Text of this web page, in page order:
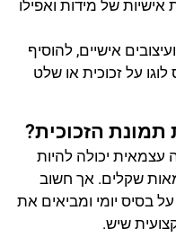
של מידות ואפילו
אישיים, להוסיף
על זכוכית או שלט
הזכוכית?
עצמאית יכולה להיות
שקלים. אך חשוב
בסיס יומי ומביאים את
שיש.